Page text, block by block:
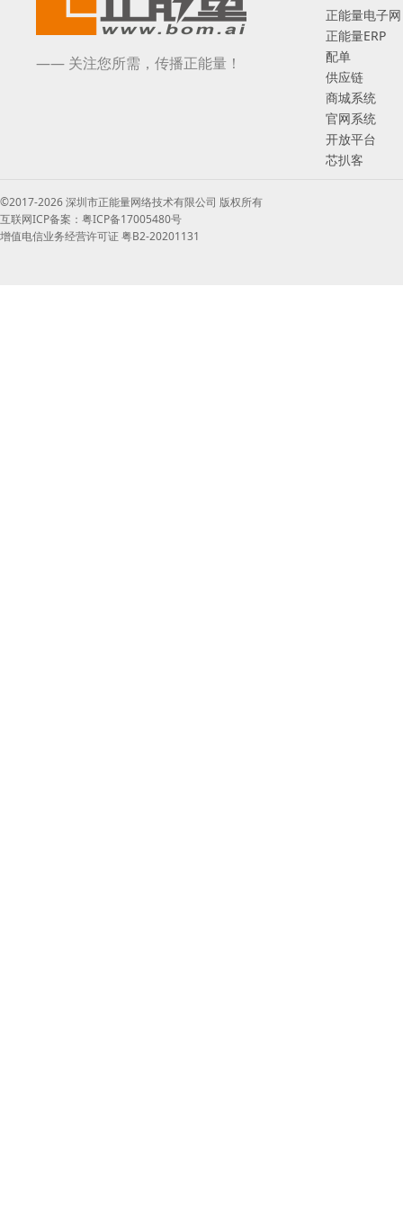
—— 关注您所需，传播正能量！
正能量电子网
正能量ERP
配单
供应链
商城系统
官网系统
开放平台
芯扒客
©2017-2026 深圳市正能量网络技术有限公司 版权所有
互联网ICP备案：粤ICP备17005480号
增值电信业务经营许可证 粤B2-20201131